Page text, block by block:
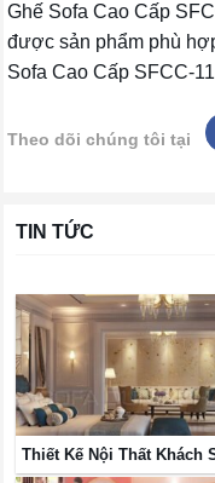
Ghế Sofa Cao Cấp
được sản phẩm phù
Sofa Cao Cấp SFCC-
Theo dõi chúng tôi tại
TIN TỨC
Thiết Kế Nội Thất Khách